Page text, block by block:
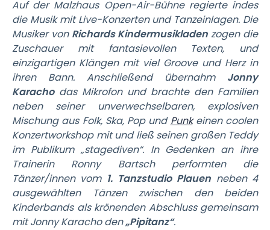
Auf der Malzhaus Open-Air-Bühne regierte indes
die Musik mit Live-Konzerten und Tanzeinlagen. Die
Musiker von Richards Kindermusikladen zogen die
Zuschauer mit fantasievollen Texten, und
einzigartigen Klängen mit viel Groove und Herz in
ihren Bann. Anschließend übernahm Jonny
Karacho das Mikrofon und brachte den Familien
neben seiner unverwechselbaren, explosiven
Mischung aus Folk, Ska, Pop und Punkeinen coolen
Konzertworkshop mit und ließ seinen großen Teddy
im Publikum „stagediven“. In Gedenken an ihre
Trainerin Ronny Bartsch performten die
Tänzer/innen vom 1. Tanzstudio Plauen neben 4
ausgewählten Tänzen zwischen den beiden
Kinderbands als krönenden Abschluss gemeinsam
mit Jonny Karacho den„Pipitanz“.